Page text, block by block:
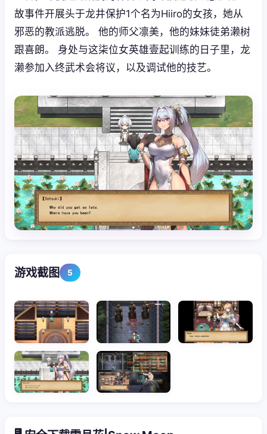
故事件开展头于龙井保护1个名为Hiiro的女孩，她从
邪恶的教派逃脱。 他的师父凛美，他的妹妹徒弟濑树
跟喜朗。 身处与这柒位女英雄壹起训练的日子里，龙
濑参加入终武术会将议，以及调试他的技艺。
游戏截图 5